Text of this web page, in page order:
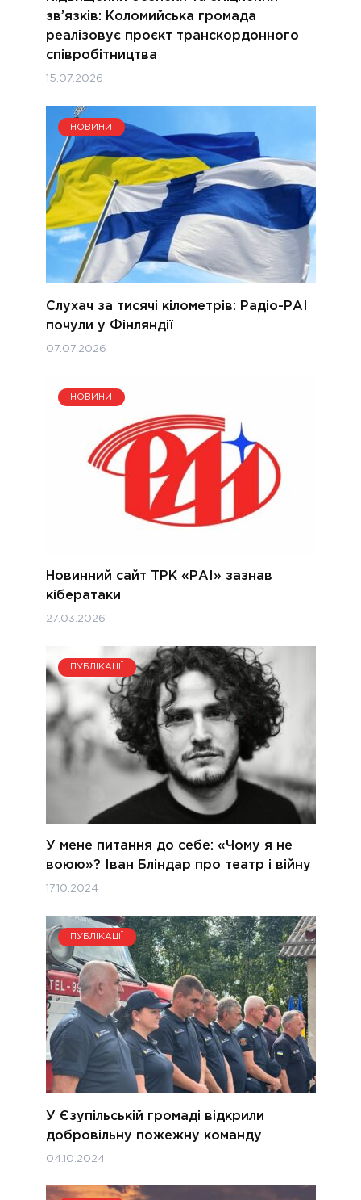
зв’язків: Коломийська громада
реалізовує проєкт транскордонного
співробітництва
15.07.2026
НОВИНИ
Слухач за тисячі кілометрів: Радіо-РАІ
почули у Фінляндії
07.07.2026
НОВИНИ
Новинний сайт ТРК «РАІ» зазнав
кібератаки
27.03.2026
ПУБЛІКАЦІЇ
У мене питання до себе: «Чому я не
воюю»? Іван Бліндар про театр і війну
17.10.2024
ПУБЛІКАЦІЇ
У Єзупільській громаді відкрили
добровільну пожежну команду
04.10.2024